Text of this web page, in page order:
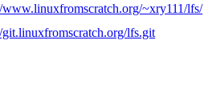
www.linuxfromscratch.org/~xry111/lfs/
git.linuxfromscratch.org/lfs.git